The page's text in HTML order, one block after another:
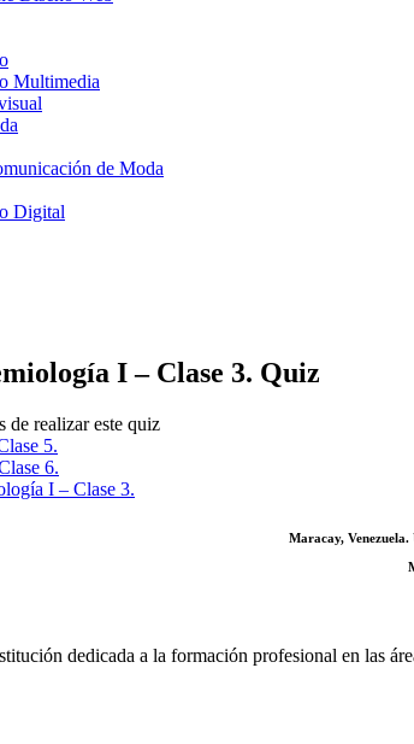
Multimedia
de Moda
Digital
I – Clase 3. Quiz
de realizar este quiz
5.
6.
I – Clase 3.
Maracay,
dedicada a la formación profesional en las